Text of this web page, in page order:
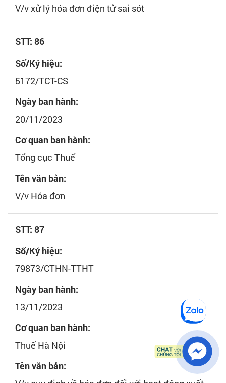
V/v xử lý hóa đơn điện tử sai sót
STT: 86
Số/Ký hiệu:
5172/TCT-CS
Ngày ban hành:
20/11/2023
Cơ quan ban hành:
Tổng cục Thuế
Tên văn bản:
V/v Hóa đơn
STT: 87
Số/Ký hiệu:
79873/CTHN-TTHT
Ngày ban hành:
13/11/2023
Cơ quan ban hành:
Thuế Hà Nội
Tên văn bản: